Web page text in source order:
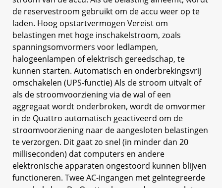
de reservestroom gebruikt om de accu weer op te
laden. Hoog opstartvermogen Vereist om
belastingen met hoge inschakelstroom, zoals
spanningsomvormers voor ledlampen,
halogeenlampen of elektrisch gereedschap, te
kunnen starten. Automatisch en onderbrekingsvrij
omschakelen (UPS-functie) Als de stroom uitvalt of
als de stroomvoorziening via de wal of een
aggregaat wordt onderbroken, wordt de omvormer
in de Quattro automatisch geactiveerd om de
stroomvoorziening naar de aangesloten belastingen
te verzorgen. Dit gaat zo snel (in minder dan 20
milliseconden) dat computers en andere
elektronische apparaten ongestoord kunnen blijven
functioneren. Twee AC-ingangen met geïntegreerde